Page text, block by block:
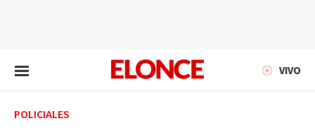
VIVO
POLICIALES